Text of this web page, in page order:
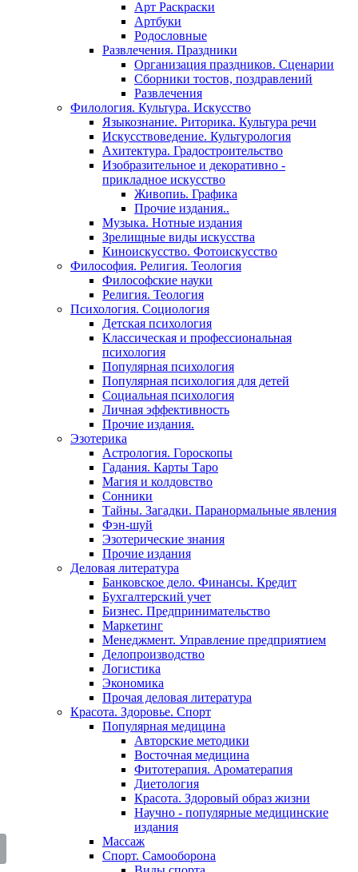
Арт Раскраски
Артбуки
Родословные
Развлечения. Праздники
Организация праздников. Сценарии
Сборники тостов, поздравлений
Развлечения
Филология. Культура. Искусство
Языкознание. Риторика. Культура речи
Искусствоведение. Культурология
Ахитектура. Градостроительство
Изобразительное и декоративно -
прикладное искусство
Живопиь. Графика
Прочие издания..
Музыка. Нотные издания
Зрелищные виды искусства
Киноискусство. Фотоискусство
Философия. Религия. Теология
Философские науки
Религия. Теология
Психология. Социология
Детская психология
Классическая и профессиональная
психология
Популярная психология
Популярная психология для детей
Социальная психология
Личная эффективность
Прочие издания.
Эзотерика
Астрология. Гороскопы
Гадания. Карты Таро
Магия и колдовство
Сонники
Тайны. Загадки. Паранормальные явления
Фэн-шуй
Эзотерические знания
Прочие издания
Деловая литература
Банковское дело. Финансы. Кредит
Бухгалтерский учет
Бизнес. Предпринимательство
Маркетинг
Менеджмент. Управление предприятием
Делопроизводство
Логистика
Экономика
Прочая деловая литература
Красота. Здоровье. Спорт
Популярная медицина
Авторские методики
Восточная медицина
Фитотерапия. Ароматерапия
Диетология
Красота. Здоровый образ жизни
Научно - популярные медицинские
издания
Массаж
Спорт. Самооборона